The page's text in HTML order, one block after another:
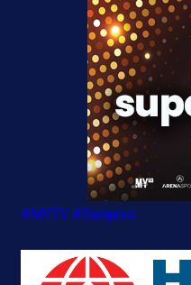
#MYTV #Sarajevo